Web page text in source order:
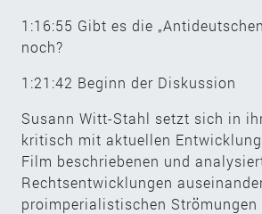
1:16:55 Gibt es die
noch?
1:21:42 Beginn der Diskussion
Susann Witt-Stahl setzt sich in
kritisch mit aktuellen
Film beschriebenen und
Rechtsentwicklungen
proimperialistischen Strömungen